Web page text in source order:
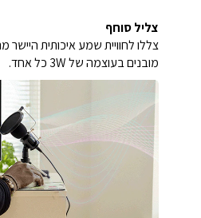
צליל סוחף
צללו לחוויית שמע איכותית
מובנים בעוצמה של ‎3W‎ כל אחד.